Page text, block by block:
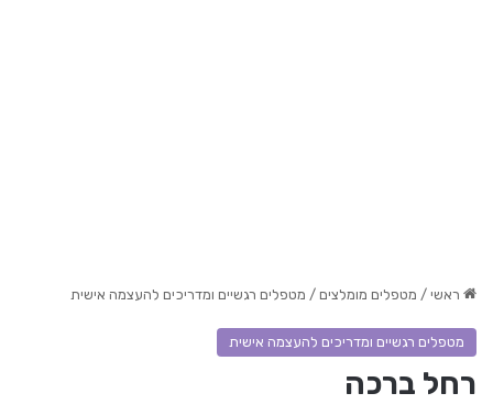
ראשי / מטפלים מומלצים / מטפלים רגשיים ומדריכים להעצמה אישית
מטפלים רגשיים ומדריכים להעצמה אישית
רחל ברכה